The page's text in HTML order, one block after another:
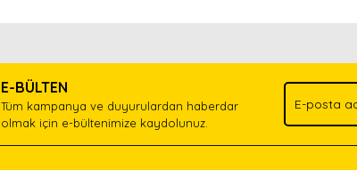
E-BÜLTEN
Tüm kampanya ve duyurulardan haberdar
olmak için e-bültenimize kaydolunuz.